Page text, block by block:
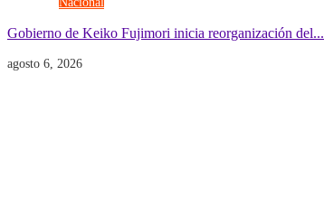
Gobierno de Keiko Fujimori inicia reorganización del...
agosto 6, 2026